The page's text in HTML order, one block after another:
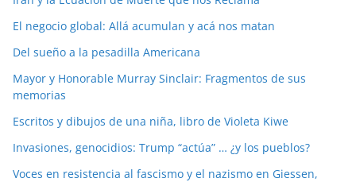
El negocio global: Allá acumulan y acá nos matan
Del sueño a la pesadilla Americana
Mayor y Honorable Murray Sinclair: Fragmentos de sus
memorias
Escritos y dibujos de una niña, libro de Violeta Kiwe
Invasiones, genocidios: Trump “actúa” … ¿y los pueblos?
Voces en resistencia al fascismo y el nazismo en Giessen,